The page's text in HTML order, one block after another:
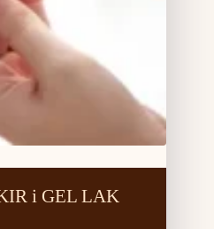
i GEL LAK